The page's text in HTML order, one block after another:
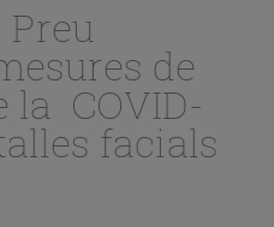
Preu
de
la COVID-
facials